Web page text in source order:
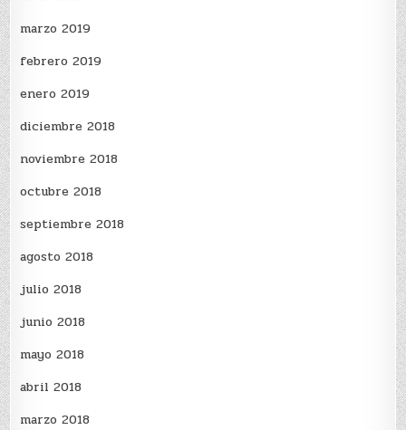
marzo 2019
febrero 2019
enero 2019
diciembre 2018
noviembre 2018
octubre 2018
septiembre 2018
agosto 2018
julio 2018
junio 2018
mayo 2018
abril 2018
marzo 2018